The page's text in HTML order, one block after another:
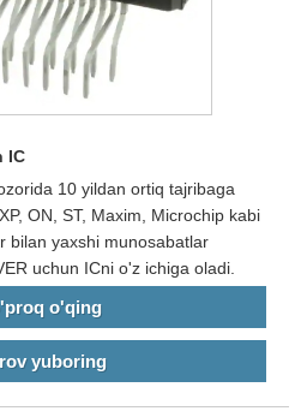
IC
10 yildan ortiq tajribaga
ON, ST, Maxim, Microchip kabi
bilan yaxshi munosabatlar
uchun ICni o'z ichiga oladi.
o'qing
yuboring